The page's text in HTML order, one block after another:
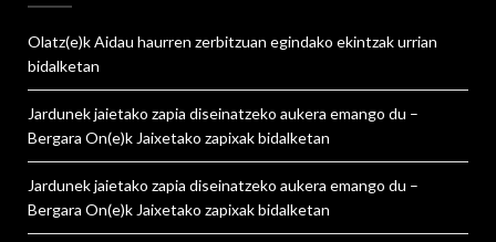
Olatz(e)kAidau haurren zerbitzuan egindako ekintzak urrian
bidalketan
Jardunek jaietako zapia diseinatzeko aukera emango du –
Bergara On(e)k Jaixetako zapixakbidalketan
Jardunek jaietako zapia diseinatzeko aukera emango du –
Bergara On(e)k Jaixetako zapixakbidalketan